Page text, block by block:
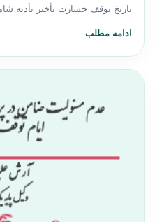
تاریخ توقف خسارت تأخیر تأدیه
ادامه مطلب